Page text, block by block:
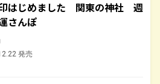
はじめました 関東の神社 週
さんぽ
発売